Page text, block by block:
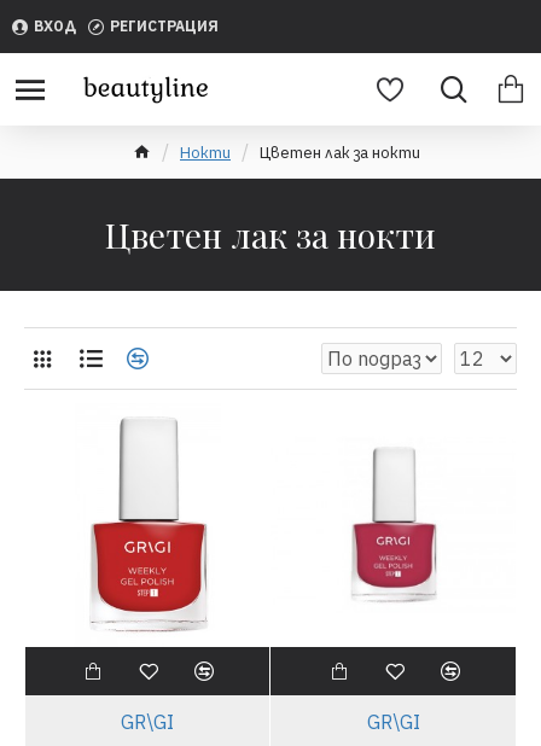
ВХОД РЕГИСТРАЦИЯ
Нокти Цветен лак за нокти
Цветен лак за нокти
GR\GI GR\GI